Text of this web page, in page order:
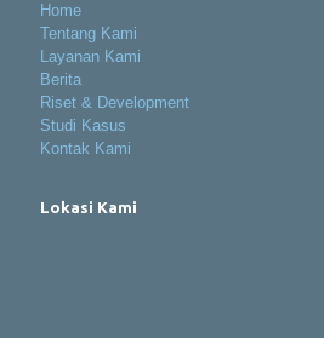
Home
Tentang Kami
Layanan Kami
Berita
Riset & Development
Studi Kasus
Kontak Kami
Lokasi Kami